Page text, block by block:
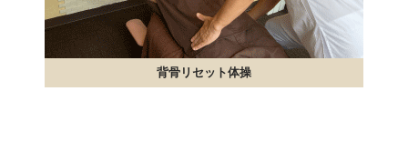
背骨リセット体操